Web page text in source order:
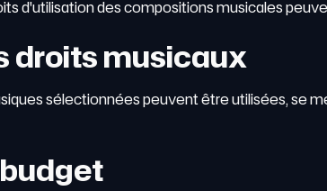
d'utilisation des compositions musicales
droits musicaux
sélectionnées peuvent être utilisées, se